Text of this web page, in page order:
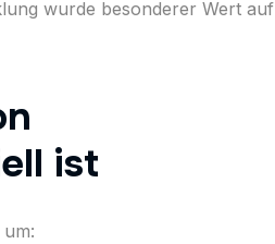
wurde besonderer Wert auf
ist